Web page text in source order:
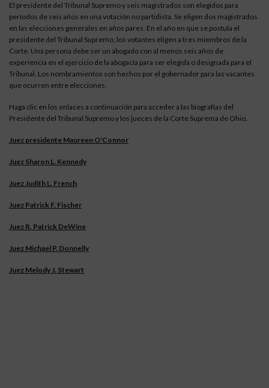
El presidente del Tribunal Supremo y seis magistrados son elegidos para
períodos de seis años en una votación no partidista. Se eligen dos magistrados
en las elecciones generales en años pares. En el año en que se postula el
presidente del Tribunal Supremo, los votantes eligen a tres miembros de la
Corte. Una persona debe ser un abogado con al menos seis años de
experiencia en el ejercicio de la abogacía para ser elegida o designada para el
Tribunal. Los nombramientos son hechos por el gobernador para las vacantes
que ocurren entre elecciones.
Haga clic en los enlaces a continuación para acceder a las biografías del
Presidente del Tribunal Supremo y los jueces de la Corte Suprema de Ohio.
Juez presidente Maureen O'Connor
Juez Sharon L. Kennedy
Juez Judith L. French
Juez Patrick F. Fischer
Juez R. Patrick DeWine
Juez Michael P. Donnelly
Juez Melody J. Stewart